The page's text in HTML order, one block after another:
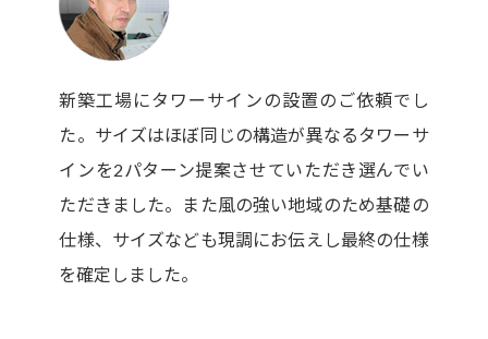
新築工場にタワーサインの設置のご依頼でし
た。サイズはほぼ同じの構造が異なるタワーサ
インを2パターン提案させていただき選んでい
ただきました。また風の強い地域のため基礎の
仕様、サイズなども現調にお伝えし最終の仕様
を確定しました。